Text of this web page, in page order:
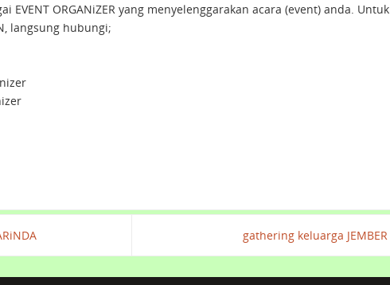
EVENT ORGANiZER yang menyelenggarakan acara (event) anda. Untuk
langsung hubungi;
gathering keluarga JEMBER